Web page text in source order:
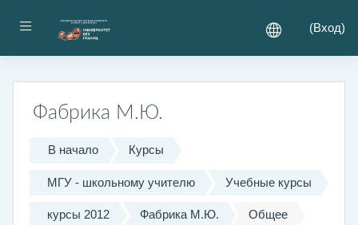
Боковая панель (Вход)
Фабрика М.Ю.
В начало Курсы
МГУ - школьному учителю Учебные курсы
курсы 2012 Фабрика М.Ю. Общее